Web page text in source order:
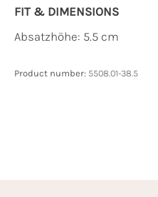
FIT & DIMENSIONS
Absatzhöhe: 5.5 cm
Product number: 5508.01-38.5